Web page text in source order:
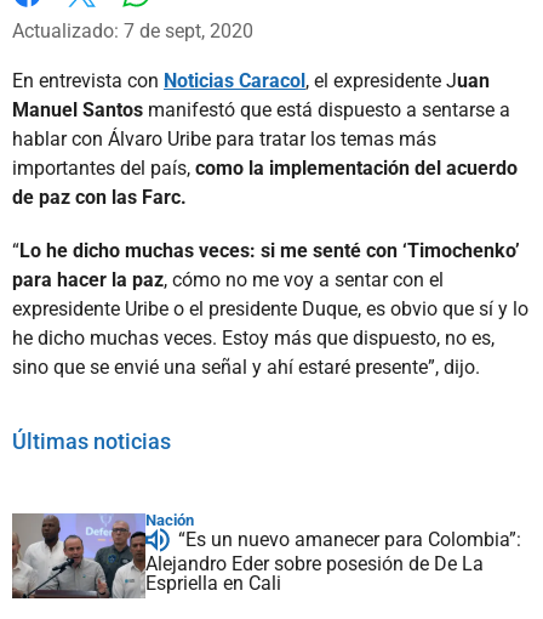
Facebook
X Whatsapp
Actualizado: 7 de sept, 2020
En entrevista con Noticias Caracol, el expresidente Juan
Manuel Santos manifestó que está dispuesto a sentarse a
hablar con Álvaro Uribe para tratar los temas más
importantes del país, como la implementación del acuerdo
de paz con las Farc.
“Lo he dicho muchas veces: si me senté con ‘Timochenko’
para hacer la paz, cómo no me voy a sentar con el
expresidente Uribe o el presidente Duque, es obvio que sí y lo
he dicho muchas veces. Estoy más que dispuesto, no es,
sino que se envié una señal y ahí estaré presente”, dijo.
Últimas noticias
Nación
“Es un nuevo amanecer para Colombia”:
Alejandro Eder sobre posesión de De La
Espriella en Cali